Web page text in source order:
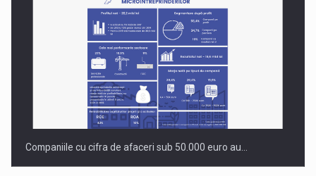
Companiile cu cifra de afaceri sub 50.000 euro au…